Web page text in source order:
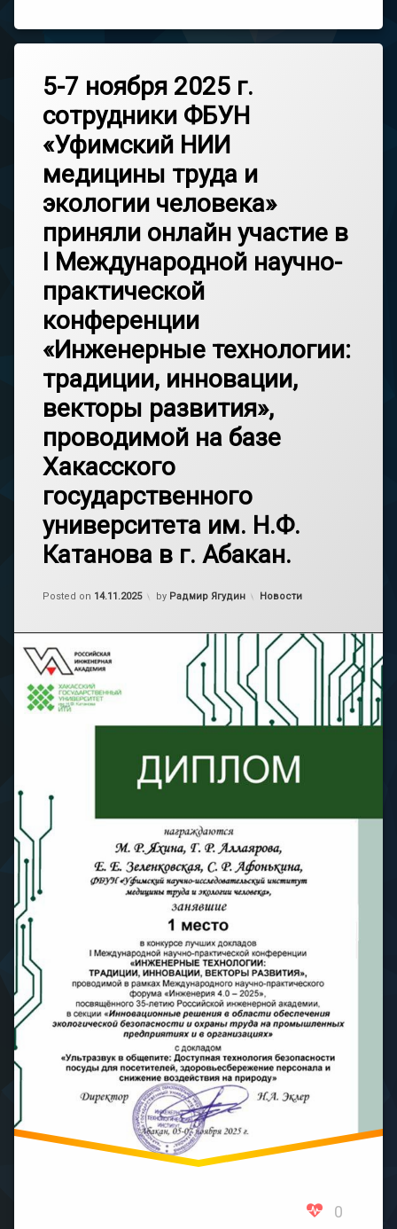
5-7 ноября 2025 г.
сотрудники ФБУН
«Уфимский НИИ
медицины труда и
экологии человека»
приняли онлайн участие в
I Международной научно-
практической
конференции
«Инженерные технологии:
традиции, инновации,
векторы развития»,
проводимой на базе
Хакасского
государственного
университета им. Н.Ф.
Катанова в г. Абакан.
Posted on 14.11.2025
Обновлено на 14.11.2025
by Радмир Ягудин Категории:
Новости
0